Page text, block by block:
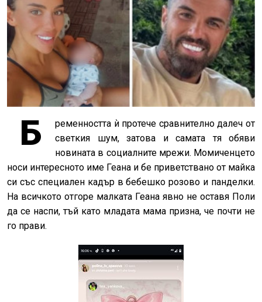
Б
ременността ѝ протече сравнително далеч от
светкия шум, затова и самата тя обяви
новината в социалните мрежи. Момиченцето
носи интересното име Геана и бе приветствано от майка
си със специален кадър в бебешко розово и панделки.
На всичкото отгоре малката Геана явно не оставя Поли
да се наспи, тъй като младата мама призна, че почти не
го прави.